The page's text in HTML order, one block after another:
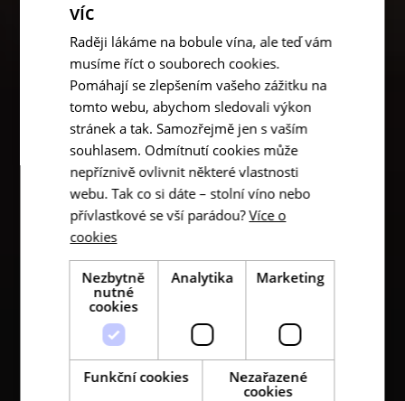
víc
Raději lákáme na bobule vína, ale teď vám
musíme říct o souborech cookies.
Pomáhají se zlepšením vašeho zážitku na
tomto webu, abychom sledovali výkon
stránek a tak. Samozřejmě jen s vaším
souhlasem. Odmítnutí cookies může
nepříznivě ovlivnit některé vlastnosti
webu. Tak co si dáte – stolní víno nebo
přívlastkové se vší parádou?Více o
cookies
Nezbytně
nutné
cookies
Analytika Marketing
Funkční cookies
Nezařazené
cookies